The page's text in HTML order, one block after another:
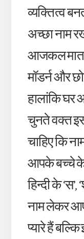
व्यक्तित्व
अच्छा नाम
आजकल
मॉडर्न और
हालांकि घर
चुनते वक्त
चाहिए कि
आपके बच्चे के
हिन्दी के
नाम लेकर आए
प्यारे हैं